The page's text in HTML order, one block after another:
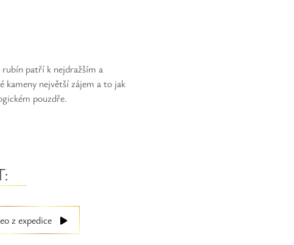
patří k nejdražším a
kameny největší zájem a to jak
pouzdře.
z expedice